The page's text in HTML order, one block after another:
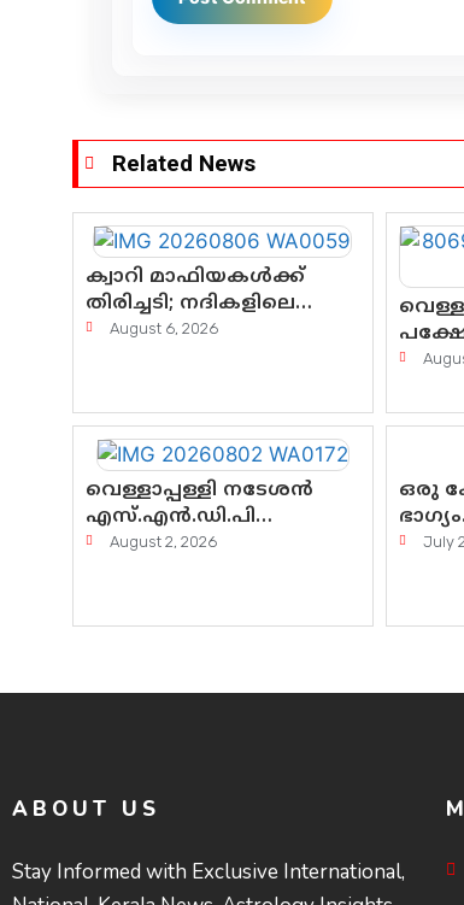
Related News
ക്വാറി മാഫിയകൾക്ക്
തിരിച്ചടി; നദികളിലെ
മണൽവാരൽ
August 6, 2026
വെള്ളാപ്പള്ളി നടേശൻ
എസ്.എൻ.ഡി.പി
യോഗത്തെ ദുരുപയോഗം
കാർന്നുതിന്നുന്ന
August 2, 2026
ഒരു
July
ABOUT US
Stay Informed with Exclusive International,